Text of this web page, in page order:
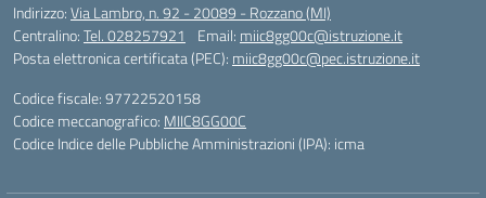
Indirizzo:Via Lambro, n. 92 - 20089 - Rozzano (MI)
Centralino:Tel. 028257921 Email: miic8gg00c@istruzione.it
Posta elettronica certificata (PEC): miic8gg00c@pec.istruzione.it
Codice fiscale: 97722520158
Codice meccanografico: MIIC8GG00C
Codice Indice delle Pubbliche Amministrazioni (IPA): icma